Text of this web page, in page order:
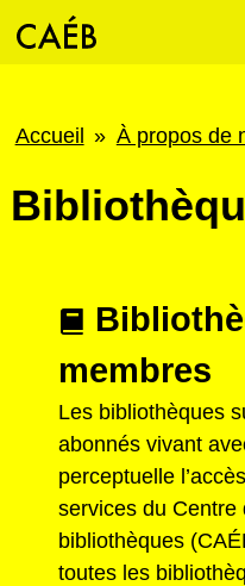
Fil
Accueil À propos de
membres
Les bibliothèques
abonnés vivant
perceptuelle
services du Centre
bibliothèques
toutes les